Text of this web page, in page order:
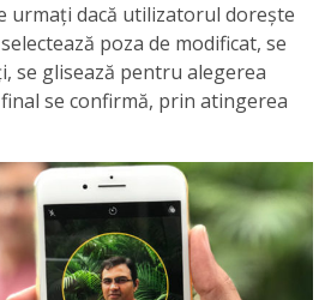
urmați dacă utilizatorul dorește
poza de modificat, se
se glisează pentru alegerea
se confirmă, prin atingerea